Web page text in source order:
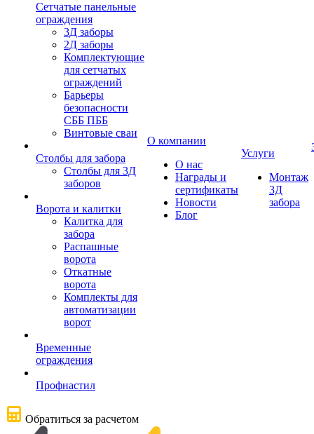
Сетчатые панельные
ограждения
3Д заборы
2Д заборы
Комплектующие
для сетчатых
ограждений
Барьеры
безопасности
СББ ПББ
Винтовые сваи
Столбы для забора
Столбы для 3Д
заборов
Ворота и калитки
Калитка для
забора
Распашные
ворота
Откатные
ворота
Комплекты для
автоматизации
ворот
Временные
ограждения
Профнастил
О компании
О нас
Награды и
сертификаты
Новости
Блог
Услуги
Монтаж
3Д
забора
Обратиться за расчетом